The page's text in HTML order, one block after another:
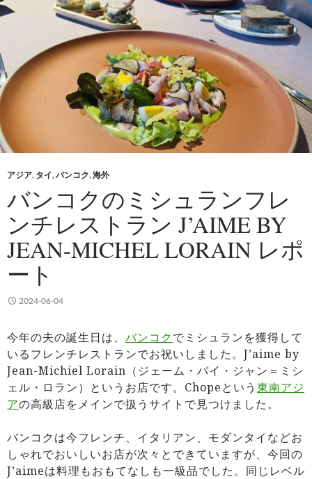
アジア, タイ,バンコク,海外
バンコクのミシュランフレ
ンチレストラン J’AIME BY
JEAN-MICHEL LORAIN レポ
ート
2024-06-04
今年の夫の誕生日は、 バンコクでミシュランを獲得して
いるフレンチレストランでお祝いしました。J’aime by
Jean-Michiel Lorain（ジェーム・バイ・ジャン＝ミシ
ェル・ロラン）というお店です。Chopeという 東南アジ
アの高級店をメインで扱うサイトで見つけました。
バンコクは今フレンチ、イタリアン、モダンタイなどお
しゃれでおいしいお店が次々とできていますが、今回の
J’aimeは料理もおもてなしも一級品でした。同じレベル